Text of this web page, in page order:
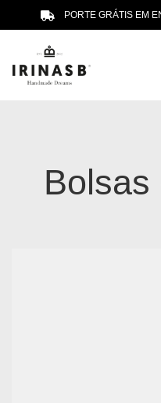
PORTE GRÁTIS EM
Bolsas